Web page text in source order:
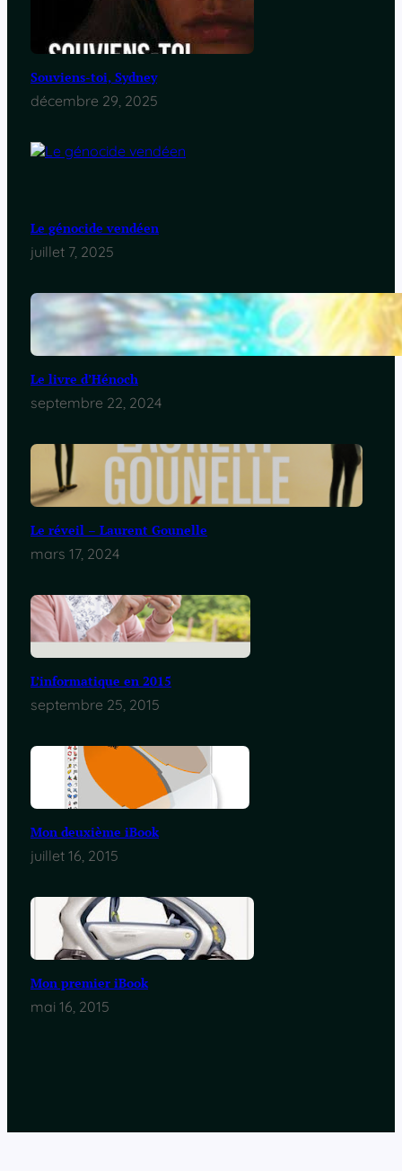
Souviens-toi, Sydney
décembre 29, 2025
Le génocide vendéen
juillet 7, 2025
Le livre d’Hénoch
septembre 22, 2024
Le réveil – Laurent Gounelle
mars 17, 2024
L’informatique en 2015
septembre 25, 2015
Mon deuxième iBook
juillet 16, 2015
Mon premier iBook
mai 16, 2015